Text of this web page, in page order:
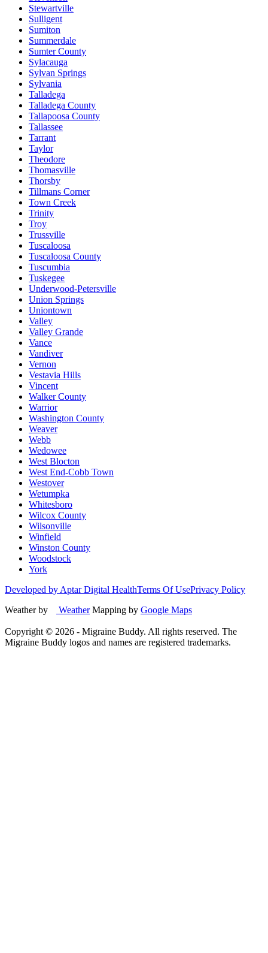
Stewartville
Sulligent
Sumiton
Summerdale
Sumter County
Sylacauga
Sylvan Springs
Sylvania
Talladega
Talladega County
Tallapoosa County
Tallassee
Tarrant
Taylor
Theodore
Thomasville
Thorsby
Tillmans Corner
Town Creek
Trinity
Troy
Trussville
Tuscaloosa
Tuscaloosa County
Tuscumbia
Tuskegee
Underwood-Petersville
Union Springs
Uniontown
Valley
Valley Grande
Vance
Vandiver
Vernon
Vestavia Hills
Vincent
Walker County
Warrior
Washington County
Weaver
Webb
Wedowee
West Blocton
West End-Cobb Town
Westover
Wetumpka
Whitesboro
Wilcox County
Wilsonville
Winfield
Winston County
Woodstock
York
Developed by Aptar Digital HealthTerms Of UsePrivacy Policy
Weather by
WeatherMapping by Google Maps
Copyright © 2026 - Migraine Buddy. All rights reserved. The
Migraine Buddy logos and names are registered trademarks.